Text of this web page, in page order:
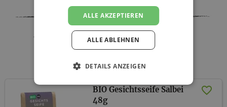
Wunderberg Naturkosmetik -
BIO Gesichtsseife Salbei
48g
ALLE AKZEPTIEREN
ALLE ABLEHNEN
DETAILS ANZEIGEN